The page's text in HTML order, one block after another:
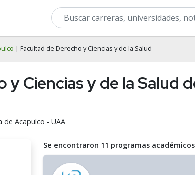
| Facultad de Derecho y Ciencias y de la Salud
y Ciencias y de la Salud
de Acapulco - UAA
Se encontraron 11 programas académicos